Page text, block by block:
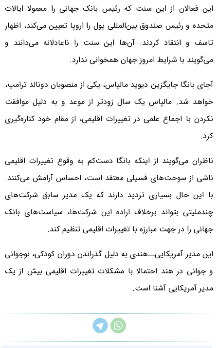
این فعالان از این سنت که رئیس بانک جهانی را معمولا ایالات
متحده و رئیس صندوق بین‌المللی پول را اروپا تعیین می‌کند، اظهار
تاسف و انتقاد کردند. آن‌ها این سنت را ناعادلانه می‌دانند و
می‌گویند با شرایط امروز جهان همخوانی ندارد.
آجای بانگا جایگزین دیوید مالپاس، یکی از منصوبان دونالد ترامپ،
خواهد شد. مالپاس یک سال زودتر از موعد و به دلیل موافقت
نکردن با اجماع علمی در تغییرات اقلیمی، از مقام خود کناره‌گیری
کرد.
ناظران می‌گویند از اینکه بانگا دست‌کم به وقوع تغییرات اقلیمی
ناشی از سوخت‌های فسیلی معتقد است، احساس آرامش می‌کنند.
با این حال بسیاری تردید دارند که یک مدیر سابق شرکت‌های
چندملیتی بتواند برخلاف اراده این شرکت‌ها، سیاست‌های بانک
جهانی را در جهت مبارزه با تغییرات اقلیمی تنظیم کند.
این مدیر آمریکایی‌ــ‌هندی به دلیل گذراندن دوران کودکی، نوجوانی
و جوانی در هند احتمالا با مشکلات تغییرات اقلیمی بیش از یک
مدیر آمریکایی آشنا است.